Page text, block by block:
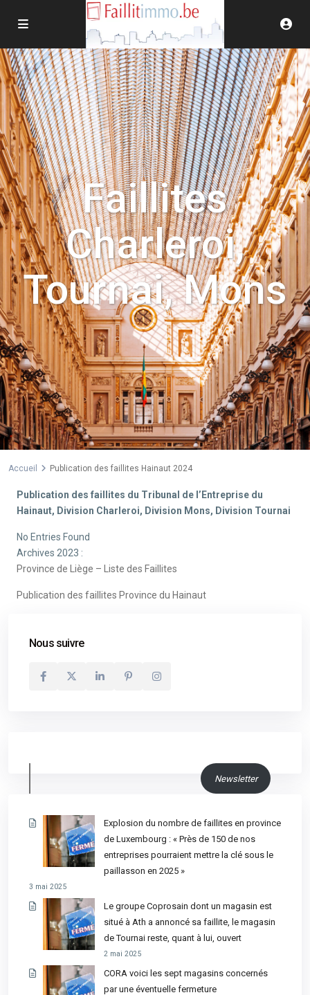
Faillites
Charleroi,
Tournai, Mons
Accueil Publication des faillites Hainaut 2024
Publication des faillites du Tribunal de l’Entreprise du
Hainaut, Division Charleroi, Division Mons, Division Tournai
No Entries Found
Archives 2023 :
Province de Liège – Liste des Faillites
Publication des faillites Province du Hainaut
Nous suivre
Newsletter
Explosion du nombre de faillites en province
de Luxembourg : « Près de 150 de nos
entreprises pourraient mettre la clé sous le
paillasson en 2025 »
3 mai 2025
Le groupe Coprosain dont un magasin est
situé à Ath a annoncé sa faillite, le magasin
de Tournai reste, quant à lui, ouvert
2 mai 2025
CORA voici les sept magasins concernés
par une éventuelle fermeture